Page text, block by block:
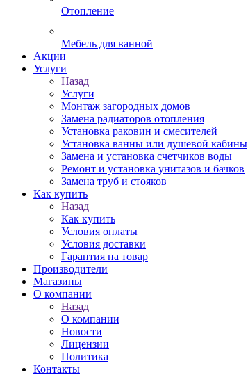
Отопление
Мебель для ванной
Акции
Услуги
Назад
Услуги
Монтаж загородных домов
Замена радиаторов отопления
Установка раковин и смесителей
Установка ванны или душевой кабины
Замена и установка счетчиков воды
Ремонт и установка унитазов и бачков
Замена труб и стояков
Как купить
Назад
Как купить
Условия оплаты
Условия доставки
Гарантия на товар
Производители
Магазины
О компании
Назад
О компании
Новости
Лицензии
Политика
Контакты